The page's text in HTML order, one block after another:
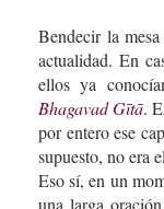
Bendecir la
actualidad. En
ellos ya
Bhagavad Gītā.
por entero ese
supuesto, no era
Eso sí, en un
una larga